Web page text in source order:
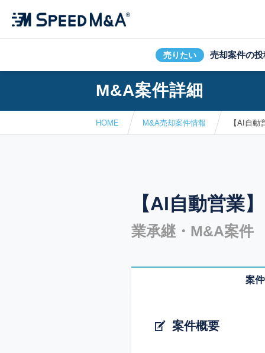
売りたい 売却案件の投
M&A案件詳細
HOME M&A売却案件情報 【AI自
【AI自動営業
業承継・M&A案件
案
案件概要